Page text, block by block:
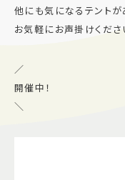
他にも気になるテントが
お気軽にお声掛けくださ
／
開催中！
＼